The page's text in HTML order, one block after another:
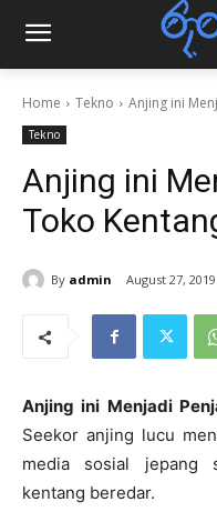
Home Tekno Anjing ini
Tekno
Anjing ini
Toko
By admin August 27, 2019
Anjing ini Menjadi
Seekor anjing lucu
media sosial jepang
kentang beredar.